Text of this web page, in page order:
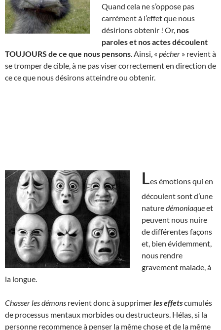
Quand cela ne s’oppose pas
carrément à l’effet que nous
désirions obtenir ! Or, nos
paroles et nos actes découlent
TOUJOURS de ce que nous pensons . Ainsi, « pécher » revient à
se tromper de cible, à ne pas viser correctement en direction de
ce ce que nous désirons atteindre ou obtenir.
Les émotions qui en
découlent sont d’une
naturedémoniaqueet
peuvent nous nuire
de différentes façons
et, bien évidemment,
nous rendre
gravement malade, à
la longue.
Chasser les démons revient donc à supprimerles effetscumulés
de processus mentaux morbides ou destructeurs. Hélas, si la
personne recommence à penser la même chose et de la même